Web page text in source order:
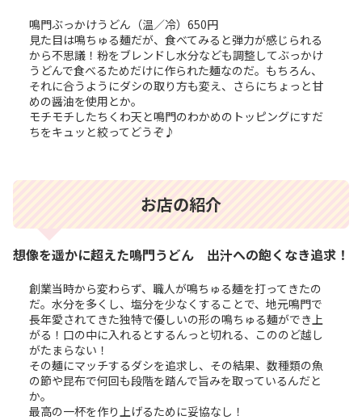
鳴門ぶっかけうどん（温／冷）650円
見た目は鳴ちゅる麺だが、食べてみると弾力が感じられる
から不思議！粉をブレンドし水分なども調整してぶっかけ
うどんで食べるためだけに作られた麺なのだ。もちろん、
それに合うようにダシの取り方も変え、さらにちょっと甘
めの醤油を使用とか。
モチモチしたちくわ天と鳴門のわかめのトッピングにすだ
ちをキュッと絞ってどうぞ♪
お店の紹介
想像を遥かに超えた鳴門うどん 出汁への飽くなき追求！
創業当時から変わらず、職人が鳴ちゅる麺を打ってきたの
だ。水分を多くし、塩分を少なくすることで、地元鳴門で
長年愛されてきた独特で優しいの形の鳴ちゅる麺ができ上
がる！口の中に入れるとするんっと切れる、こののど越し
がたまらない！
その麺にマッチするダシを追求し、その結果、数種類の魚
の節や昆布で何回も段階を踏んで旨みを取っているんだと
か。
最高の一杯を作り上げるために妥協なし！